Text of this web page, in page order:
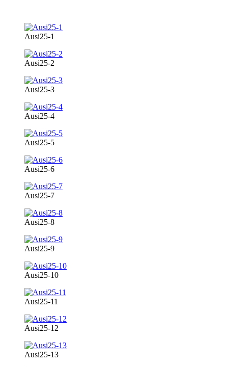
Ausi25-1
Ausi25-2
Ausi25-3
Ausi25-4
Ausi25-5
Ausi25-6
Ausi25-7
Ausi25-8
Ausi25-9
Ausi25-10
Ausi25-11
Ausi25-12
Ausi25-13